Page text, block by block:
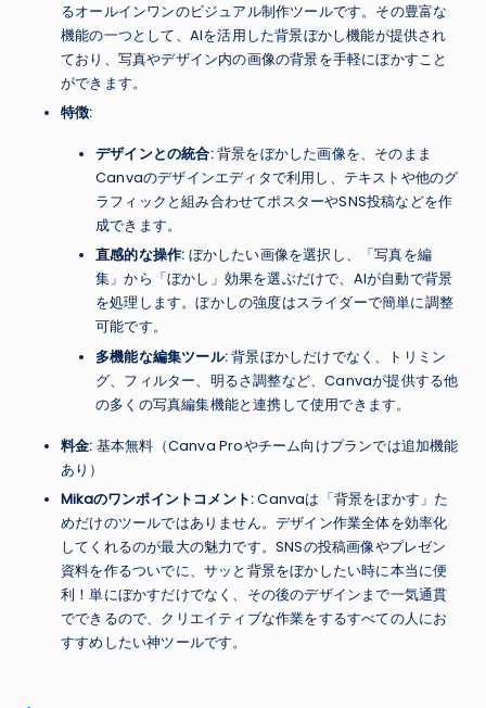
るオールインワンのビジュアル制作ツールです。その豊富な
機能の一つとして、AIを活用した背景ぼかし機能が提供され
ており、写真やデザイン内の画像の背景を手軽にぼかすこと
ができます。
特徴:
デザインとの統合:背景をぼかした画像を、そのまま
Canvaのデザインエディタで利用し、テキストや他のグ
ラフィックと組み合わせてポスターやSNS投稿などを作
成できます。
直感的な操作: ぼかしたい画像を選択し、「写真を編
集」から「ぼかし」効果を選ぶだけで、AIが自動で背景
を処理します。ぼかしの強度はスライダーで簡単に調整
可能です。
多機能な編集ツール:背景ぼかしだけでなく、トリミン
グ、フィルター、明るさ調整など、Canvaが提供する他
の多くの写真編集機能と連携して使用できます。
料金: 基本無料（Canva Proやチーム向けプランでは追加機能
あり）
Mikaのワンポイントコメント:Canvaは「背景をぼかす」た
めだけのツールではありません。デザイン作業全体を効率化
してくれるのが最大の魅力です。SNSの投稿画像やプレゼン
資料を作るついでに、サッと背景をぼかしたい時に本当に便
利！単にぼかすだけでなく、その後のデザインまで一気通貫
でできるので、クリエイティブな作業をするすべての人にお
すすめしたい神ツールです。